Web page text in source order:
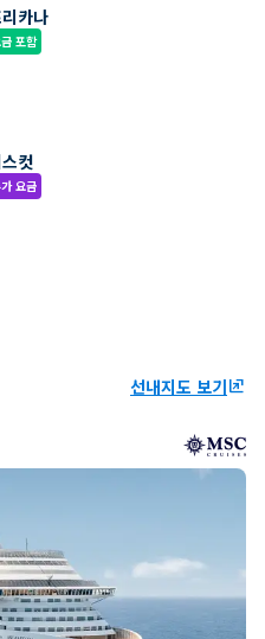
카나
포함
컷
요금
선내지도 보기ungroup